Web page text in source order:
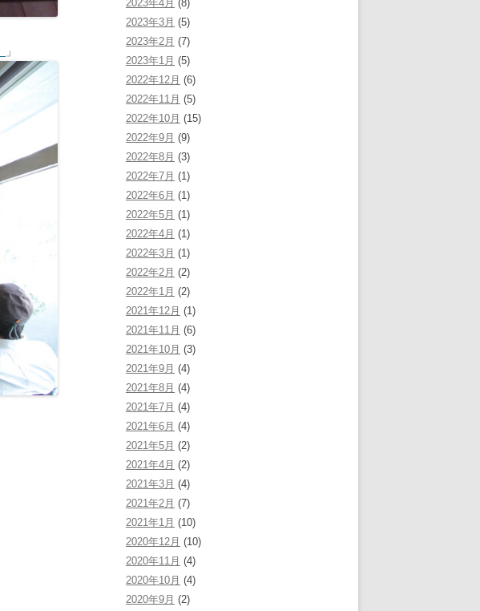
」
2023年4月 (8)
2023年3月 (5)
2023年2月 (7)
2023年1月 (5)
2022年12月 (6)
2022年11月 (5)
2022年10月 (15)
2022年9月 (9)
2022年8月 (3)
2022年7月 (1)
2022年6月 (1)
2022年5月 (1)
2022年4月 (1)
2022年3月 (1)
2022年2月 (2)
2022年1月 (2)
2021年12月 (1)
2021年11月 (6)
2021年10月 (3)
2021年9月 (4)
2021年8月 (4)
2021年7月 (4)
2021年6月 (4)
2021年5月 (2)
2021年4月 (2)
2021年3月 (4)
2021年2月 (7)
2021年1月 (10)
2020年12月 (10)
2020年11月 (4)
2020年10月 (4)
2020年9月 (2)